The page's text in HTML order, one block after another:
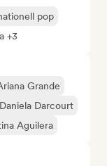
pop
+3
Grande
Daniela Darcourt
Aguilera